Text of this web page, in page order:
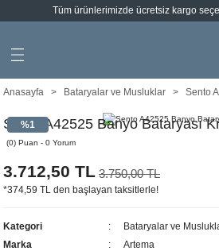
Tüm ürünlerimizde ücretsiz kargo
Geri Dön
Geri Dön
Anasayfa Bataryalar ve Musluklar Sento
%1
Sento A42525 Banyo Bataryası
(0) Puan - 0 Yorum
3.712,50 TL 3.750,00 TL
*374,59 TL den başlayan taksitlerle!
Kategori
Bataryalar ve
Marka
Artema